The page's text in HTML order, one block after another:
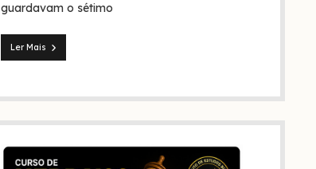
história?
guardavam o sétimo
Ler Mais
Jesus
o
sábado?